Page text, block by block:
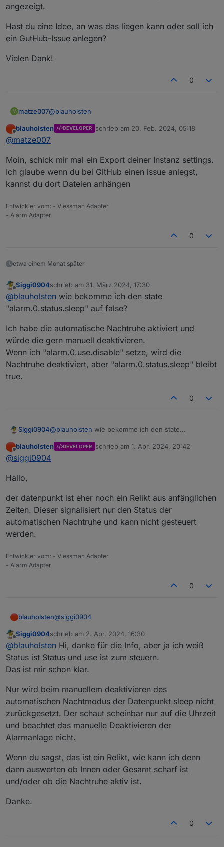
angezeigt.
Hast du eine Idee, an was das liegen kann oder soll ich
ein GutHub-Issue anlegen?
Vielen Dank!
0
M matze007@blauholsten
Danke für den Input. Ich habe die Instanz gelöscht,
dann den Adapter gelöscht und neu installiert. Das
es mit nur 2 Datenpunkten getestet (Haus und
Garage) und die Reihenfolge im Register
angezeigt.
Hast du eine Idee, an was das liegen kann oder soll
Vielen Dank!
Offline
blauholsten DEVELOPER schrieb am 20. Feb. 2024, 05:18
zuletzt editiert von
@matze007
Moin, schick mir mal ein Export deiner Instanz settings.
Ich glaube wenn du bei GitHub einen issue anlegst,
kannst du dort Dateien anhängen
Entwickler vom: - Viessman Adapter
- Alarm Adapter
0
etwa einem Monat später
Offline
Siggi0904schrieb am 31. März 2024, 17:30
zuletzt editiert von
@blauholsten wie bekomme ich den state
"alarm.0.status.sleep" auf false?
Ich habe die automatische Nachtruhe aktiviert und
würde die gern manuell deaktivieren.
Wenn ich "alarm.0.use.disable" setze, wird die
Nachtruhe deaktiviert, aber "alarm.0.status.sleep" bleibt
true.
0
Siggi0904@blauholsten wie bekomme ich den state
Ich habe die automatische Nachtruhe aktiviert und
würde die gern manuell deaktivieren.
Offline
blauholsten DEVELOPER schrieb am 1. Apr. 2024, 20:42
zuletzt editiert von
@siggi0904
Hallo,
der datenpunkt ist eher noch ein Relikt aus anfänglichen
Zeiten. Dieser signalisiert nur den Status der
automatischen Nachtruhe und kann nicht gesteuert
werden.
Entwickler vom: - Viessman Adapter
- Alarm Adapter
0
blauholsten@siggi0904
Hallo,
der datenpunkt ist eher noch ein Relikt aus
anfänglichen Zeiten. Dieser signalisiert nur den
Status der automatischen Nachtruhe und kann
Offline
Siggi0904schrieb am 2. Apr. 2024, 16:30
zuletzt editiert von
@blauholsten Hi, danke für die Info, aber ja ich weiß
Status ist Status und use ist zum steuern.
Das ist mir schon klar.
Nur wird beim manuellem deaktivieren des
automatischen Nachtmodus der Datenpunkt sleep nicht
zurückgesetzt. Der schaut scheinbar nur auf die Uhrzeit
und beachtet das manuelle Deaktivieren der
Alarmanlage nicht.
Wenn du sagst, das ist ein Relikt, wie kann ich denn
dann auswerten ob Innen oder Gesamt scharf ist
und/oder ob die Nachtruhe aktiv ist.
Danke.
0